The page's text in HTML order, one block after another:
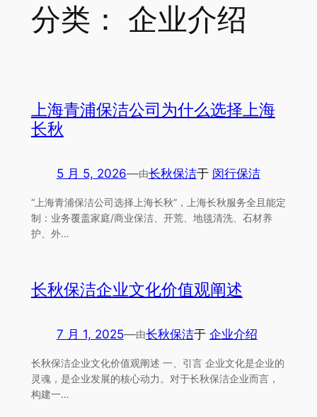
分类： 企业介绍
上海青浦保洁公司为什么选择上海
长秋
5 月 5, 2026—由长秋保洁于 闵行保洁
“上海青浦保洁公司选择上海长秋”，上海长秋服务全且能定
制：业务覆盖家庭/商业保洁、开荒、地毯清洗、石材养
护、外…
长秋保洁企业文化价值观阐述
7 月 1, 2025—由长秋保洁于 企业介绍
长秋保洁企业文化价值观阐述 一、引言 企业文化是企业的
灵魂，是企业发展的核心动力。对于长秋保洁企业而言，
构建一…